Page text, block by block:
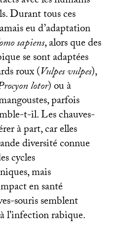
Durant tous ces
eu d’adaptation
sapiens, alors que des
se sont adaptées
roux (Vulpes vulpes),
lotor) ou à
parfois
t-il. Les chauves-
à part, car elles
diversité connue
cycles
mais
en santé
souris semblent
l’infection rabique.